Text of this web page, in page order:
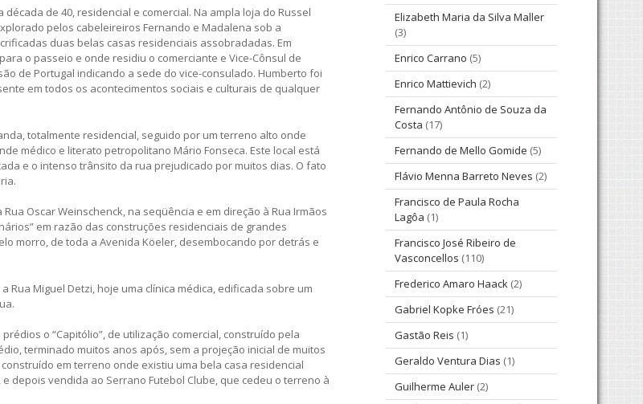
de 40, residencial e comercial. Na ampla loja do Russel
pelos cabeleireiros Fernando e Madalena sob a
duas belas casas residenciais assobradadas. Em
o passeio e onde residiu o comerciante e Vice-Cônsul de
de Portugal indicando a sede do vice-consulado. Humberto foi
em todos os acontecimentos sociais e culturais de qualquer
totalmente residencial, seguido por um terreno alto onde
médico e literato petropolitano Mário Fonseca. Este local está
e o intenso trânsito da rua prejudicado por muitos dias. O fato
Oscar Weinschenck, na seqüência e em direção à Rua Irmãos
em razão das construções residenciais de grandes
morro, de toda a Avenida Köeler, desembocando por detrás e
Rua Miguel Detzi, hoje uma clínica médica, edificada sobre um
o “Capitólio”, de utilização comercial, construído pela
terminado muitos anos após, sem a projeção inicial de muitos
em terreno onde existiu uma bela casa residencial
depois vendida ao Serrano Futebol Clube, que cedeu o terreno à
Elizabeth Maria da Silva Maller
(3)
Enrico Carrano (5)
Enrico Mattievich (2)
Fernando Antônio de Souza da
Costa (17)
Fernando de Mello Gomide (5)
Flávio Menna Barreto Neves (2)
Francisco de Paula Rocha
Lagôa (1)
Francisco José Ribeiro de
Vasconcellos (110)
Frederico Amaro Haack (2)
Gabriel Kopke Fróes (21)
Gastão Reis (1)
Geraldo Ventura Dias (1)
Guilherme Auler (2)